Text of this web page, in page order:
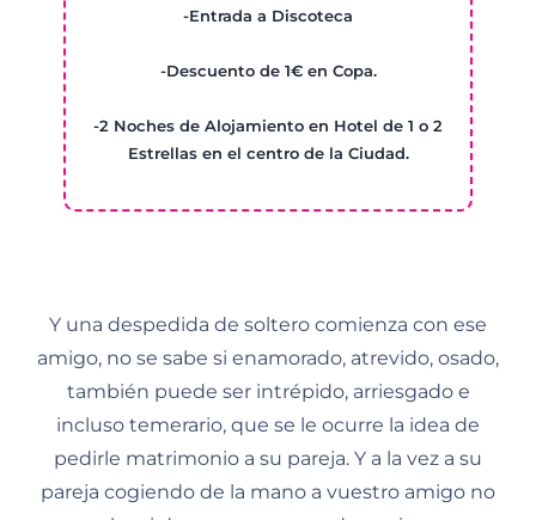
-Entrada a Discoteca
-Descuento de 1€ en Copa.
-2 Noches de Alojamiento en Hotel de 1 o 2
Estrellas en el centro de la Ciudad.
Y una despedida de soltero comienza con ese
amigo, no se sabe si enamorado, atrevido, osado,
también puede ser intrépido, arriesgado e
incluso temerario, que se le ocurre la idea de
pedirle matrimonio a su pareja. Y a la vez a su
pareja cogiendo de la mano a vuestro amigo no